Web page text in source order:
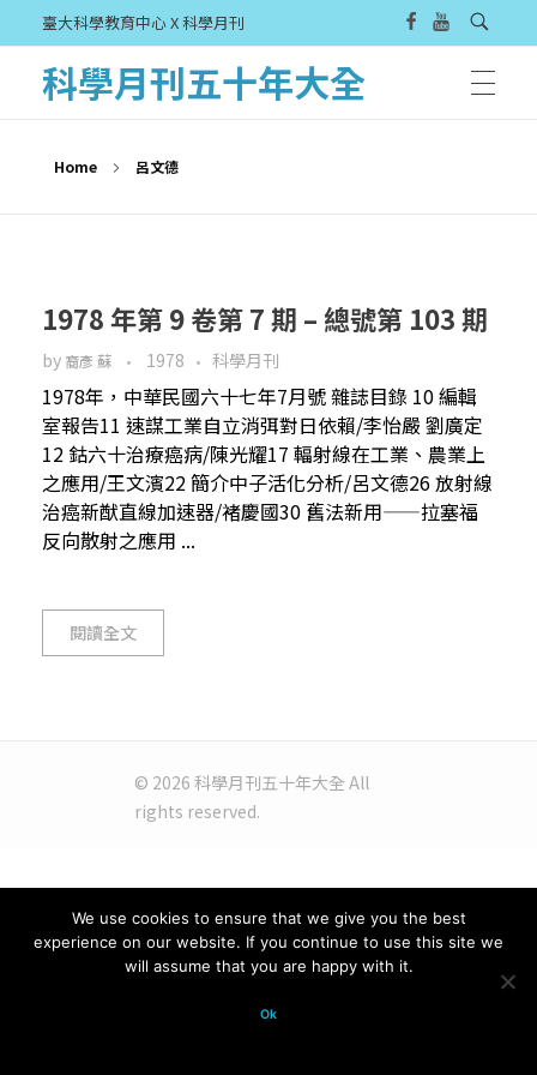
臺大科學教育中心 X 科學月刊
科學月刊五十年大全
Home 呂文德
1978 年第 9 卷第 7 期 – 總號第 103 期
by 裔彥 蘇 1978 科學月刊
1978年，中華民國六十七年7月號 雜誌目錄 10 編輯
室報告11 速謀工業自立消弭對日依賴/李怡嚴 劉廣定
12 鈷六十治療癌病/陳光耀17 輻射線在工業、農業上
之應用/王文濱22 簡介中子活化分析/呂文德26 放射線
治癌新猷直線加速器/褚慶國30 舊法新用——拉塞福
反向散射之應用 ...
閱讀全文
© 2026 科學月刊五十年大全 All
rights reserved.
We use cookies to ensure that we give you the best
experience on our website. If you continue to use this site we
will assume that you are happy with it.
Ok